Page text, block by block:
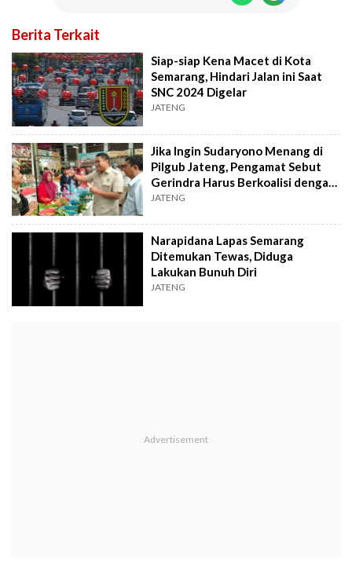
Berita Terkait
Siap-siap Kena Macet di Kota
Semarang, Hindari Jalan ini Saat
SNC 2024 Digelar
JATENG
Jika Ingin Sudaryono Menang di
Pilgub Jateng, Pengamat Sebut
Gerindra Harus Berkoalisi dengan
Partai Islam
JATENG
Narapidana Lapas Semarang
Ditemukan Tewas, Diduga
Lakukan Bunuh Diri
JATENG